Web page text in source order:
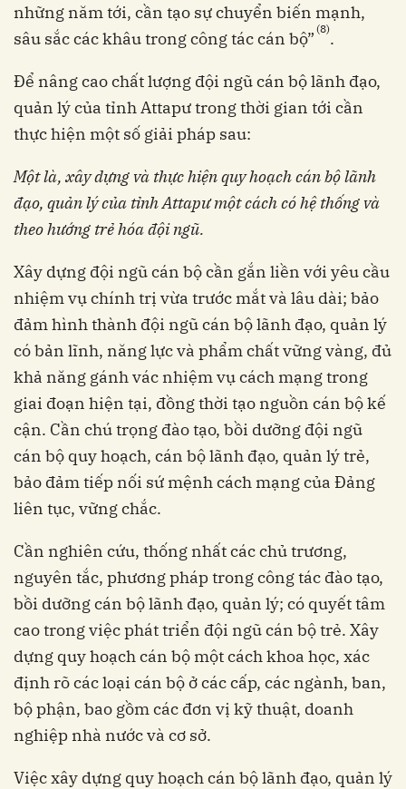
những năm tới, cần tạo sự chuyển biến mạnh,
sâu sắc các khâu trong công tác cán bộ” (8).
Để nâng cao chất lượng đội ngũ cán bộ lãnh đạo,
quản lý của tỉnh Attapư trong thời gian tới cần
thực hiện một số giải pháp sau:
Một là, xây dựng và thực hiện quy hoạch cán bộ lãnh
đạo, quản lý của tỉnh Attapư một cách có hệ thống và
theo hướng trẻ hóa đội ngũ.
Xây dựng đội ngũ cán bộ cần gắn liền với yêu cầu
nhiệm vụ chính trị vừa trước mắt và lâu dài; bảo
đảm hình thành đội ngũ cán bộ lãnh đạo, quản lý
có bản lĩnh, năng lực và phẩm chất vững vàng, đủ
khả năng gánh vác nhiệm vụ cách mạng trong
giai đoạn hiện tại, đồng thời tạo nguồn cán bộ kế
cận. Cần chú trọng đào tạo, bồi dưỡng đội ngũ
cán bộ quy hoạch, cán bộ lãnh đạo, quản lý trẻ,
bảo đảm tiếp nối sứ mệnh cách mạng của Đảng
liên tục, vững chắc.
Cần nghiên cứu, thống nhất các chủ trương,
nguyên tắc, phương pháp trong công tác đào tạo,
bồi dưỡng cán bộ lãnh đạo, quản lý; có quyết tâm
cao trong việc phát triển đội ngũ cán bộ trẻ. Xây
dựng quy hoạch cán bộ một cách khoa học, xác
định rõ các loại cán bộ ở các cấp, các ngành, ban,
bộ phận, bao gồm các đơn vị kỹ thuật, doanh
nghiệp nhà nước và cơ sở.
Việc xây dựng quy hoạch cán bộ lãnh đạo, quản lý